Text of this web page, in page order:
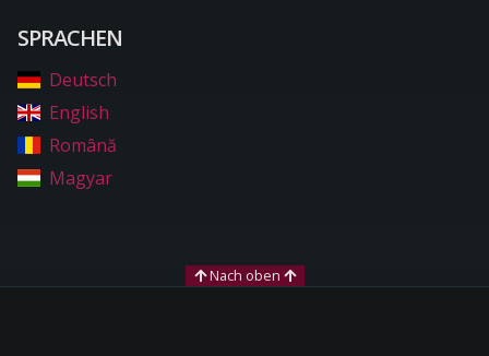
SPRACHEN
Deutsch
English
Română
Magyar
Nach oben